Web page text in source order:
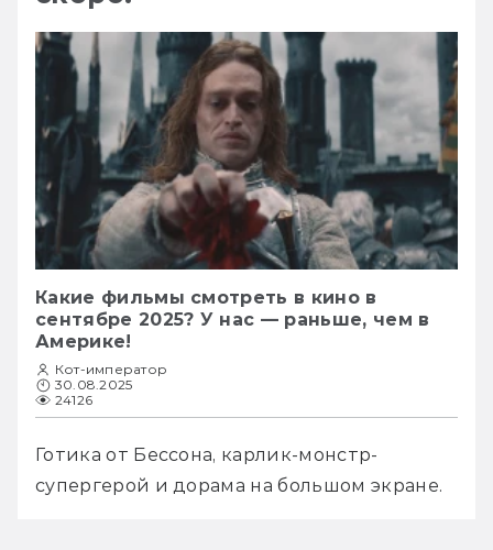
Какие фильмы смотреть в кино в
сентябре 2025? У нас — раньше, чем в
Америке!
Кот-император
30.08.2025
24126
Готика от Бессона, карлик-монстр-
супергерой и дорама на большом экране.